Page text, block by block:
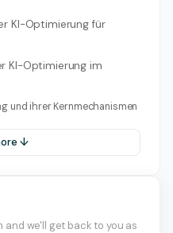
KI-Optimierung für
KI-Optimierung im
und ihrer Kernmechanismen
↓
and we'll get back to you as